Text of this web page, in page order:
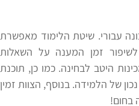
עבורי. שיטת הלימוד מאפשרת
זמן המענה על השאלות
היטב לבחינה. כמו כן, תוכנת
של הלמידה. בנוסף, הצוות זמין
בחום!